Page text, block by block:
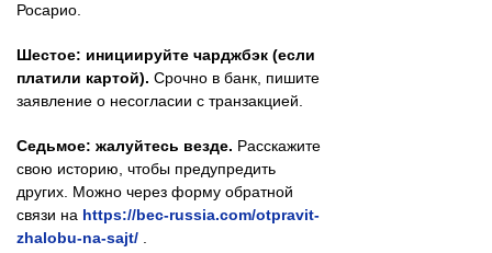
Росарио.
Шестое: инициируйте чарджбэк (если
платили картой). Срочно в банк, пишите
заявление о несогласии с транзакцией.
Седьмое: жалуйтесь везде. Расскажите
свою историю, чтобы предупредить
других. Можно через форму обратной
связи на https://bec-russia.com/otpravit-
zhalobu-na-sajt/